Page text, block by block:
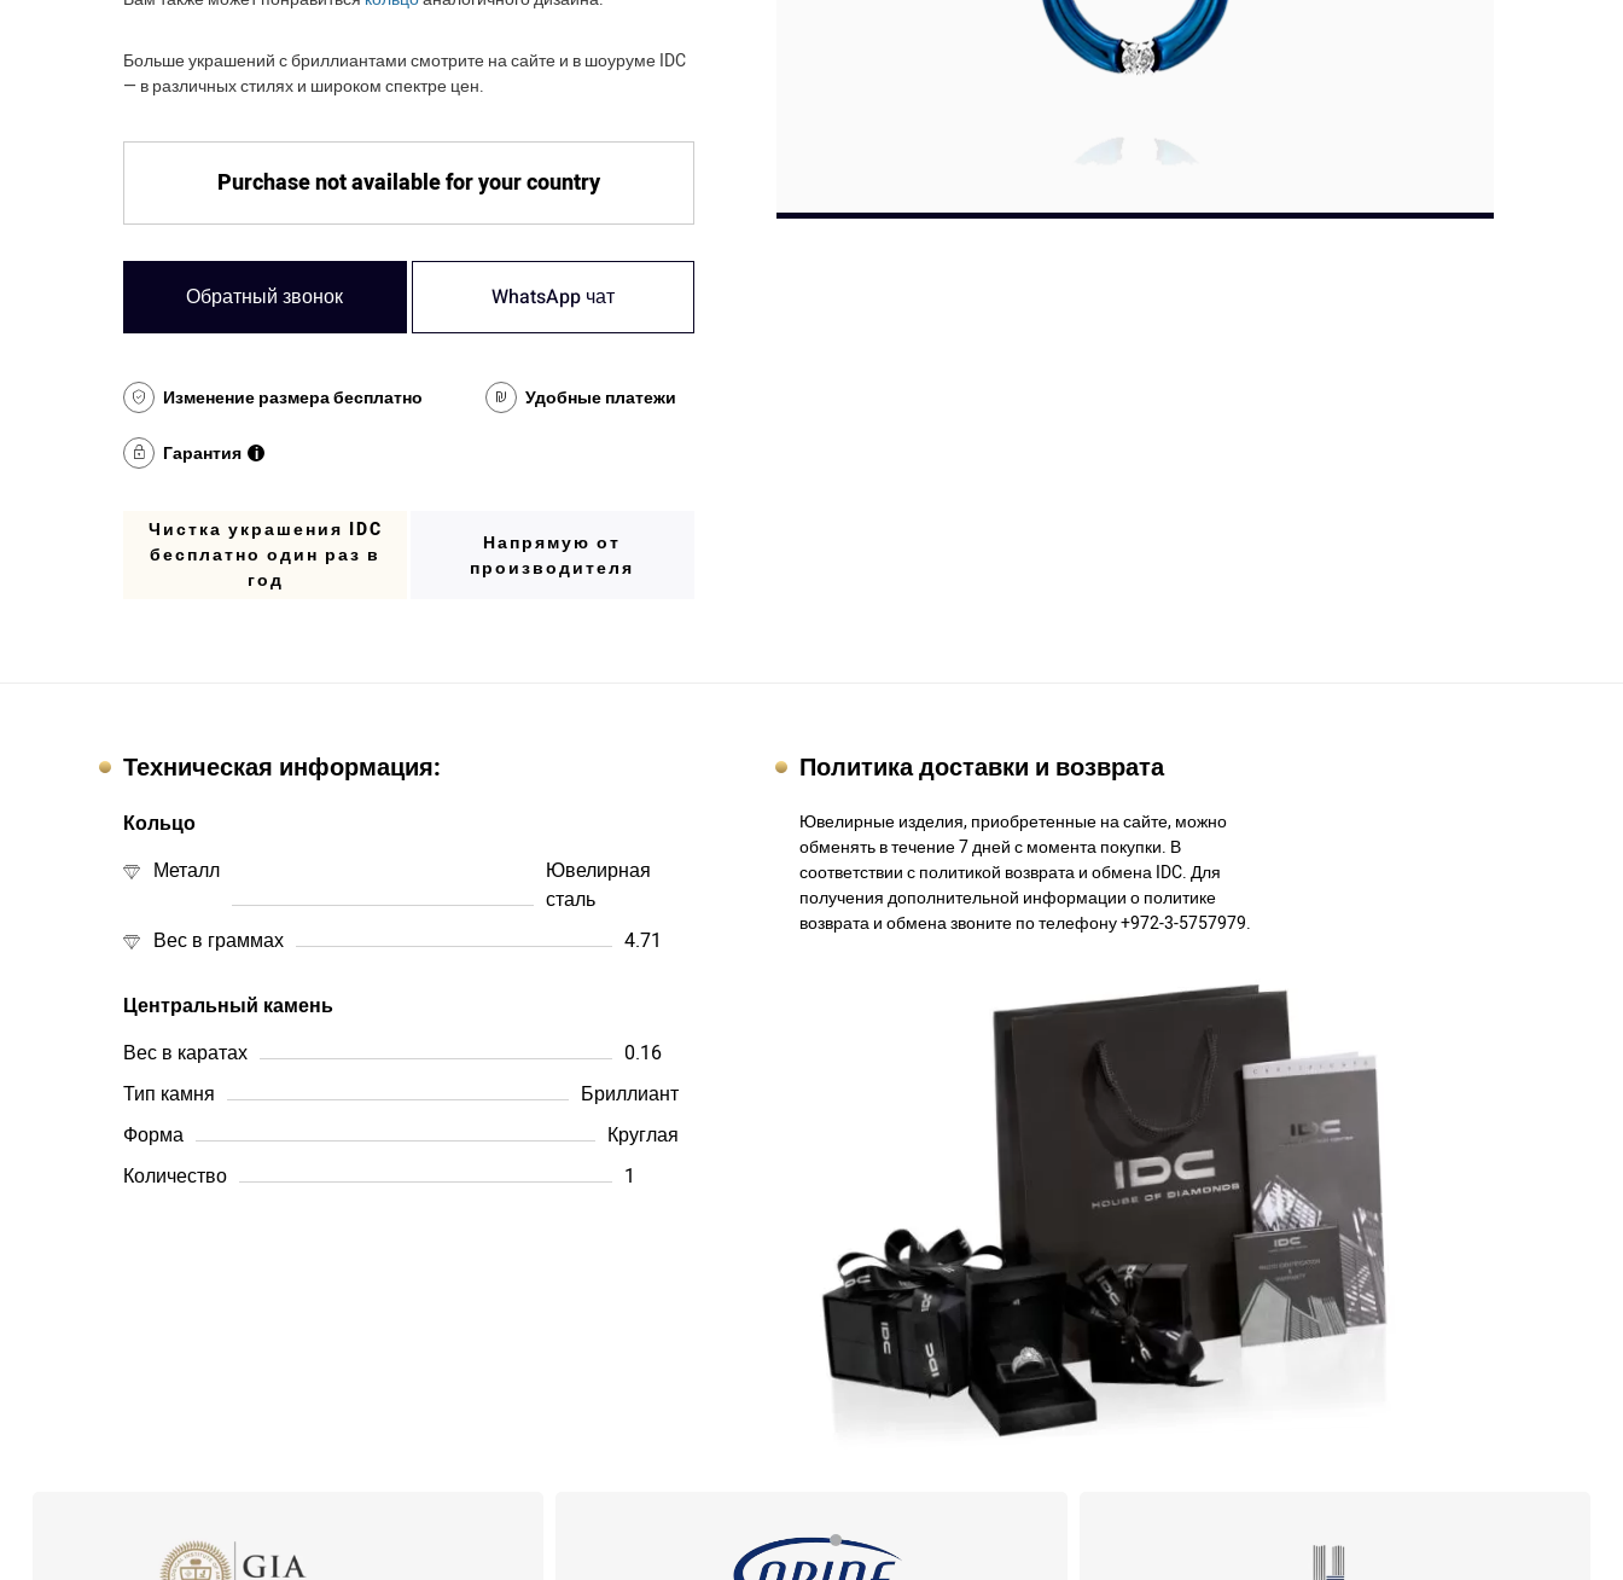
Больше украшений с бриллиантами смотрите на сайте и в шоуруме IDC
— в различных стилях и широком спектре цен.
Purchase not available for your country
Обратный звонок WhatsApp чат
Изменение размера бесплатно Удобные платежи
Гарантия i
Чистка украшения IDC
бесплатно один раз в
год
Напрямую от
производителя
Техническая информация:
Кольцо
Металл
Ювелирная
сталь
Вес в граммах
4.71
Центральный камень
Вес в каратах
0.16
Тип камня
Бриллиант
Форма
Круглая
Количество
1
Политика доставки и возврата
Ювелирные изделия, приобретенные на сайте, можно
обменять в течение 7 дней с момента покупки. В
соответствии с политикой возврата и обмена IDC. Для
получения дополнительной информации о политике
возврата и обмена звоните по телефону +972-3-5757979.